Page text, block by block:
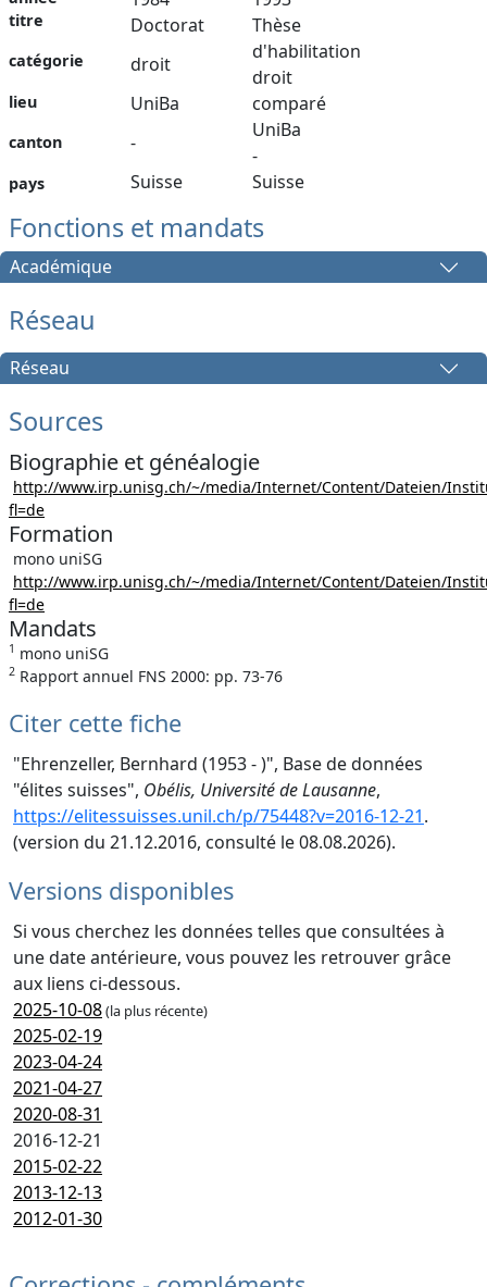
titre
catégorie
lieu
canton
pays
Doctorat
droit
UniBa
-
Suisse
Thèse
d'habilitation
droit
comparé
UniBa
-
Suisse
Fonctions et mandats
Académique
Réseau
Réseau
Sources
Biographie et généalogie
http://www.irp.unisg.ch/~/media/Internet/Content/Dateien/
fl=de
Formation
mono uniSG
http://www.irp.unisg.ch/~/media/Internet/Content/Dateien/
fl=de
Mandats
1 mono uniSG
2 Rapport annuel FNS 2000: pp. 73-76
Citer cette fiche
"Ehrenzeller, Bernhard (1953 - )", Base de données
"élites suisses", Obélis, Université de Lausanne,
https://elitessuisses.unil.ch/p/75448?v=2016-12-21.
(version du 21.12.2016, consulté le 08.08.2026).
Versions disponibles
Si vous cherchez les données telles que consultées à
une date antérieure, vous pouvez les retrouver grâce
aux liens ci-dessous.
2025-10-08(la plus récente)
2025-02-19
2023-04-24
2021-04-27
2020-08-31
2016-12-21
2015-02-22
2013-12-13
2012-01-30